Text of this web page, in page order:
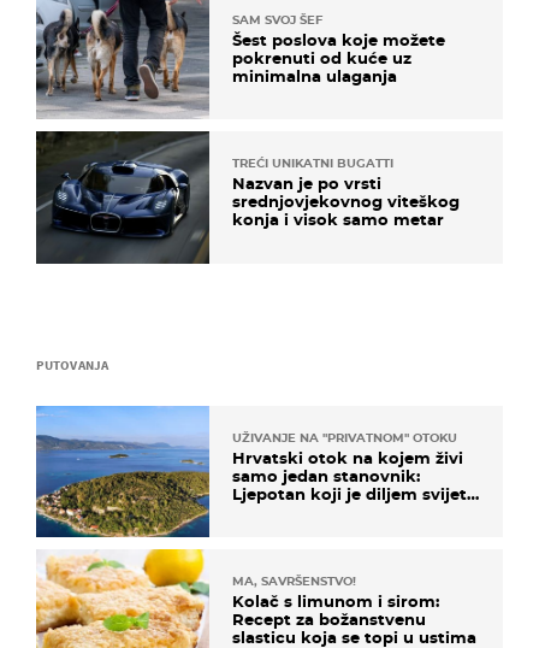
PUTOVANJA
UŽIVANJE NA "PRIVATNOM" OTOKU
Hrvatski otok na kojem živi
samo jedan stanovnik:
Ljepotan koji je diljem svijeta
MA, SAVRŠENSTVO!
Kolač s limunom i sirom:
Recept za božanstvenu
slasticu koja se topi u ustima
SAM SVOJ ŠEF
Šest poslova koje možete
pokrenuti od kuće uz
minimalna ulaganja
TREĆI UNIKATNI BUGATTI
Nazvan je po vrsti
srednjovjekovnog viteškog
konja i visok samo metar